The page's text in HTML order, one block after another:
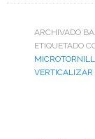
ARCHIVADO
ETIQUETADO
VERTICALIZAR